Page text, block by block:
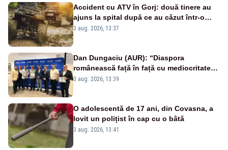
Accident cu ATV în Gorj: două tinere au
ajuns la spital după ce au căzut într-o
vale
3 aug. 2026, 13:37
Dan Dungaciu (AUR): “Diaspora
românească față în față cu mediocritatea
statului român”
3 aug. 2026, 13:39
O adolescentă de 17 ani, din Covasna, a
lovit un polițist în cap cu o bâtă
3 aug. 2026, 13:41